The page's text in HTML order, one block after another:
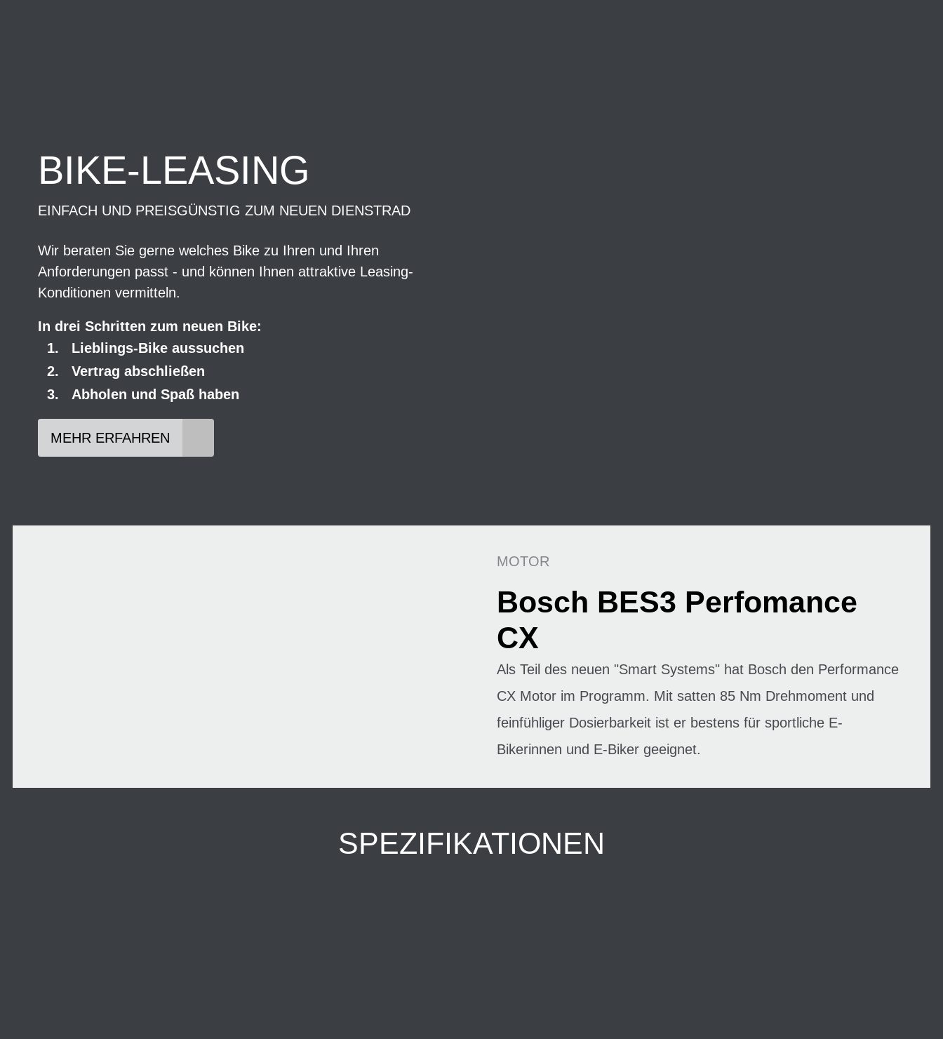
BIKE-LEASING
EINFACH UND PREISGÜNSTIG ZUM NEUEN DIENSTRAD
Wir beraten Sie gerne welches Bike zu Ihren und Ihren
Anforderungen passt - und können Ihnen attraktive Leasing-
Konditionen vermitteln.
In drei Schritten zum neuen Bike:
Lieblings-Bike aussuchen
Vertrag abschließen
Abholen und Spaß haben
MEHR ERFAHREN
MOTOR
Bosch BES3 Perfomance
CX
Als Teil des neuen "Smart Systems" hat Bosch den Performance
CX Motor im Programm. Mit satten 85 Nm Drehmoment und
feinfühliger Dosierbarkeit ist er bestens für sportliche E-
Bikerinnen und E-Biker geeignet.
SPEZIFIKATIONEN